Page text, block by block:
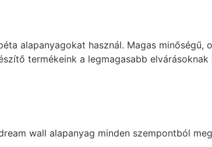
alapanyagokat használ. Magas
termékeink a legmagasabb